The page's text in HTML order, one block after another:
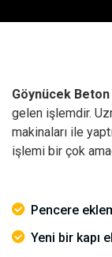
Göynücek
gelen işlemdir.
makinaları ile
işlemi bir çok
Pencere
Yeni bir kapı